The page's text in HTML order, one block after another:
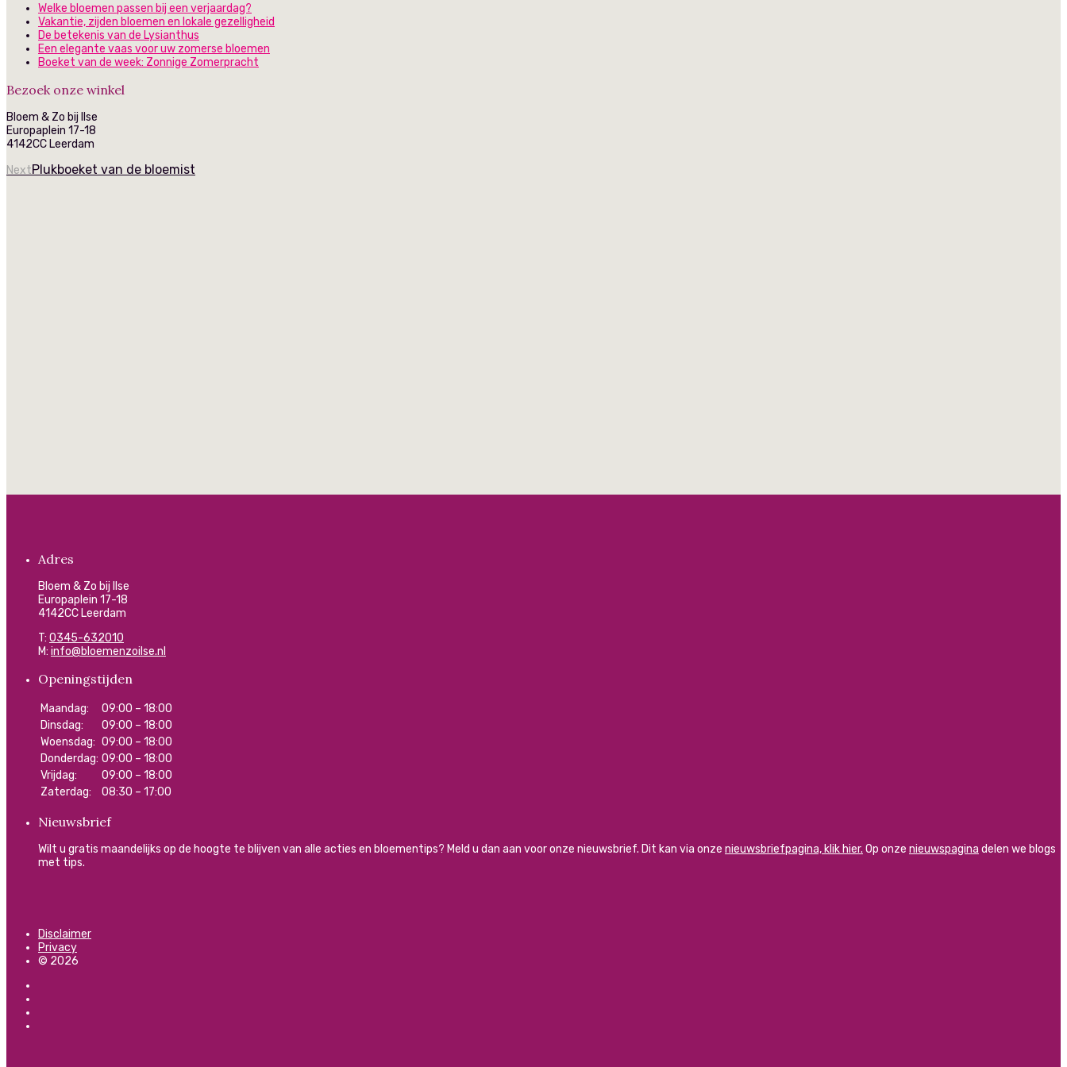
Welke bloemen passen bij een verjaardag?
Vakantie, zijden bloemen en lokale gezelligheid
De betekenis van de Lysianthus
Een elegante vaas voor uw zomerse bloemen
Boeket van de week: Zonnige Zomerpracht
Bezoek onze winkel
Bloem & Zo bij Ilse
Europaplein 17-18
4142CC Leerdam
NextPlukboeket van de bloemist
Adres
Bloem & Zo bij Ilse
Europaplein 17-18
4142CC Leerdam
T: 0345-632010
M: info@bloemenzoilse.nl
Openingstijden
Maandag:
09:00 – 18:00
Dinsdag:
09:00 – 18:00
Woensdag: 09:00 – 18:00
Donderdag: 09:00 – 18:00
Vrijdag:
09:00 – 18:00
Zaterdag:
08:30 – 17:00
Nieuwsbrief
Wilt u gratis maandelijks op de hoogte te blijven van alle acties en bloementips? Meld u dan aan voor onze nieuwsbrief. Dit kan via onze nieuwsbriefpagina, klik hier. Op onze nieuwspagina delen we blogs
met tips.
Disclaimer
Privacy
© 2026